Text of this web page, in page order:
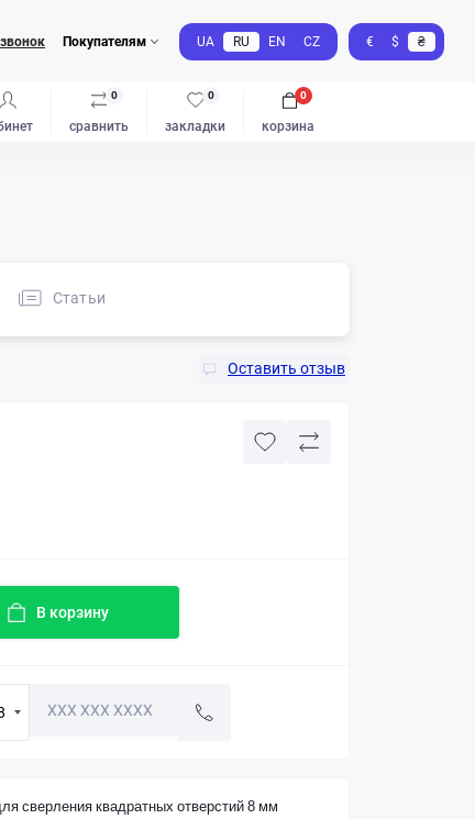
Покупателям UA RU EN CZ € $ ₴
сравнить
0
закладки
0
корзина
0
Статьи
Оставить отзыв
В корзину
сверления квадратных отверстий 8 мм